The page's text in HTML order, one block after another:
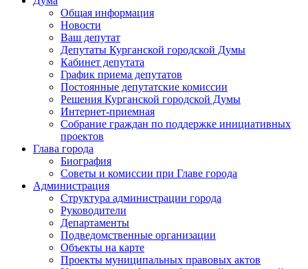
Общая информация
Новости
Ваш депутат
Депутаты Курганской городской Думы
Кабинет депутата
График приема депутатов
Постоянные депутатские комиссии
Решения Курганской городской Думы
Интернет-приемная
Собрание граждан по поддержке инициативных
проектов
Глава города
Биография
Советы и комиссии при Главе города
Администрация
Структура администрации города
Руководители
Департаменты
Подведомственные организации
Объекты на карте
Проекты муниципальных правовых актов